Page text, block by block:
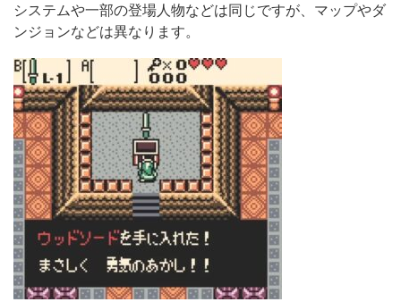
システムや一部の登場人物などは同じですが、マップやダ
ンジョンなどは異なります。